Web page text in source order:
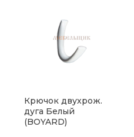
Крючок двухрож.
дуга Белый
(BOYARD)